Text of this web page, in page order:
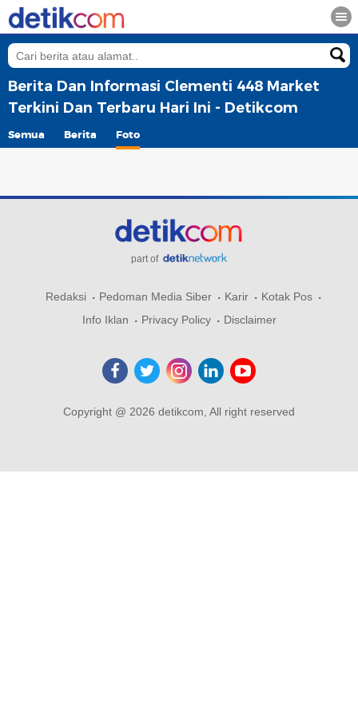
Berita Dan Informasi Clementi 448 Market
Terkini Dan Terbaru Hari Ini - Detikcom
Semua Berita Foto
part of
Redaksi Pedoman Media Siber Karir
Kotak Pos
Info Iklan
Privacy Policy Disclaimer
Copyright @ 2026 detikcom, All right reserved